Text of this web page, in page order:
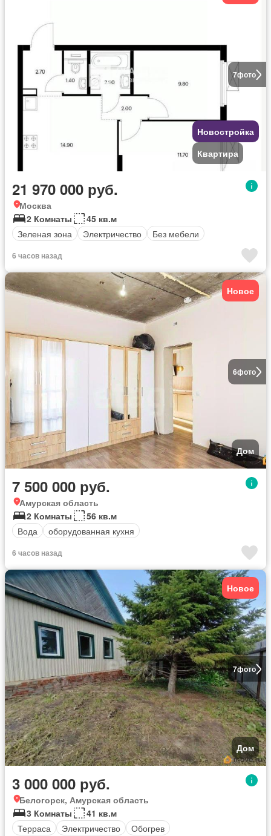
7фото
Новостройка
Квартира
21 970 000 руб.
Москва
2 Комнаты
45 кв.м
Зеленая зона
Электричество Без мебели
6 часов назад
6фото
Новое
Дом
7 500 000 руб.
Амурская область
2 Комнаты
56 кв.м
Вода
оборудованная кухня
6 часов назад
7фото
Новое
Дом
3 000 000 руб.
Белогорск, Амурская область
3 Комнаты
41 кв.м
Терраса
Электричество Обогрев